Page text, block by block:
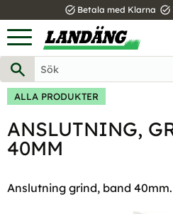
Meny
task_alt Betala med Klarna task_alt
ALLA PRODUKTER
ANSLUTNING,
40MM
Anslutning grind, band